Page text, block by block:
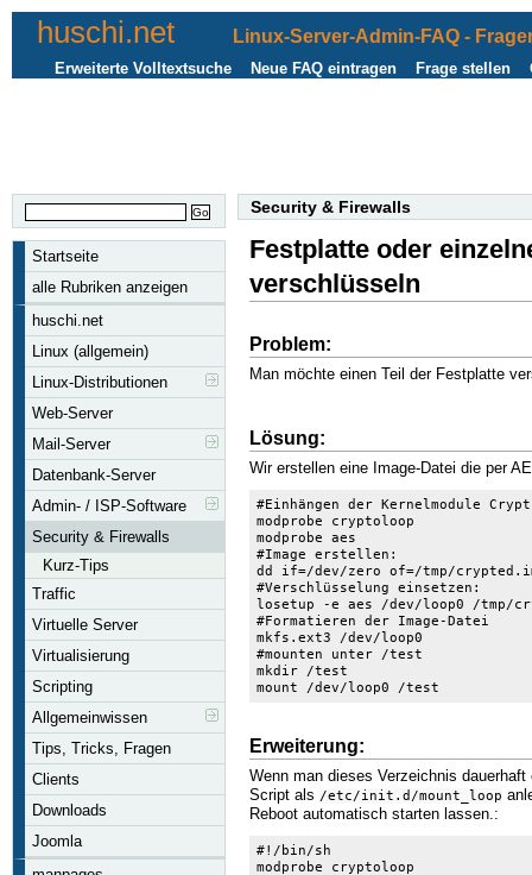
huschi.net Linux-Server-Admin-FAQ -
Frage stellen
Neue FAQ eintragen
Erweiterte Volltextsuche
Startseite
alle Rubriken anzeigen
huschi.net
Linux (allgemein)
Linux-Distributionen
Web-Server
Mail-Server
Datenbank-Server
Admin- / ISP-Software
Security & Firewalls
Kurz-Tips
Traffic
Virtuelle Server
Virtualisierung
Scripting
Allgemeinwissen
Tips, Tricks, Fragen
Clients
Downloads
Joomla
Security & Firewalls
Festplatte oder
verschlüsseln
Problem:
Man möchte einen Teil der Festplatte
Lösung:
Wir erstellen eine Image-Datei die per
#Einhängen der Kernelmodule Crypt
modprobe cryptoloop
modprobe aes
#Image erstellen:
dd if=/dev/zero of=/tmp/
#Verschlüsselung einsetzen:
losetup -e aes /dev/loop0 /tmp/
#Formatieren der Image-Datei
mkfs.ext3 /dev/loop0
#mounten unter /test
mkdir /test
mount /dev/loop0 /test
Erweiterung:
Wenn man dieses Verzeichnis
Script als /etc/init.d/mount_loop
Reboot automatisch starten lassen.:
#!/bin/sh
modprobe cryptoloop